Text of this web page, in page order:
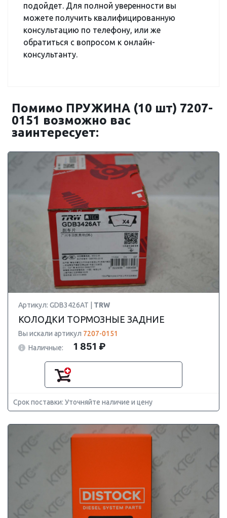
подойдет. Для полной уверенности вы
можете получить квалифицированную
консультацию по телефону, или же
обратиться с вопросом к онлайн-
консультанту.
Помимо ПРУЖИНА (10 шт) 7207-
0151 возможно вас
заинтересует:
Артикул: GDB3426AT | TRW
КОЛОДКИ ТОРМОЗНЫЕ ЗАДНИЕ
Вы искали артикул 7207-0151
Наличные:
1 851 ₽
Срок поставки: Уточняйте наличие и цену